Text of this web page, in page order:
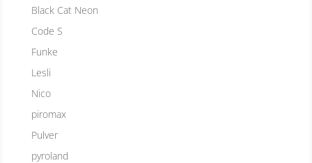
Black Cat Neon
Code S
Funke
Lesli
Nico
piromax
Pulver
pyroland